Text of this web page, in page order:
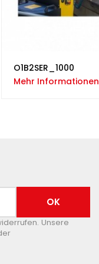
O1B2SER_1000
Mehr Informationen
Unsere